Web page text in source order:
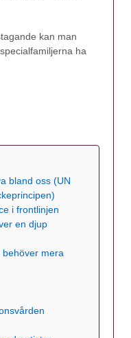
kan man
ha
bland oss (UN
i frontlinjen
en djup
behöver mera